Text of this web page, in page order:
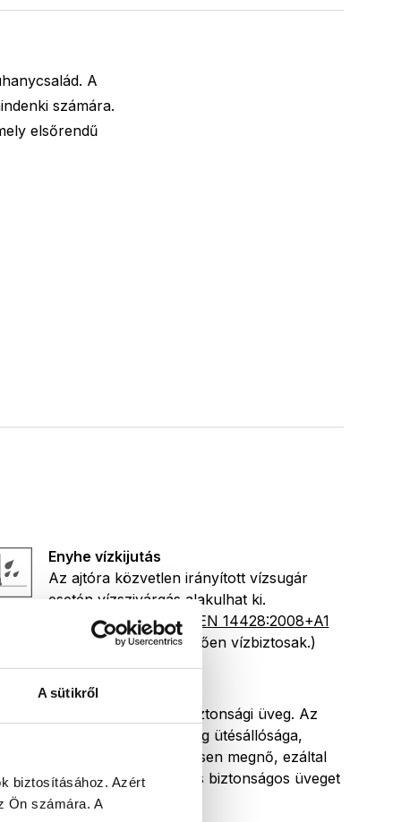
A sütikről
biztosításához. Azért
Ön számára. A
A
számára.
elsőrendű
Enyhe vízkijutás
Az ajtóra közvetlen irányított vízsugár
esetén vízszivárgás alakulhat ki.
(Zuhanykabinjaink az
EN 14428:2008+A1
szabványnak megfelelően vízbiztosak.)
6 mm
6 mm vastag edzett biztonsági üveg. Az
edzés hatására az üveg ütésállósága,
terhelhetősége jelentősen megnő, ezáltal
egy rendkívül tartós és biztonságos üveget
kapunk.